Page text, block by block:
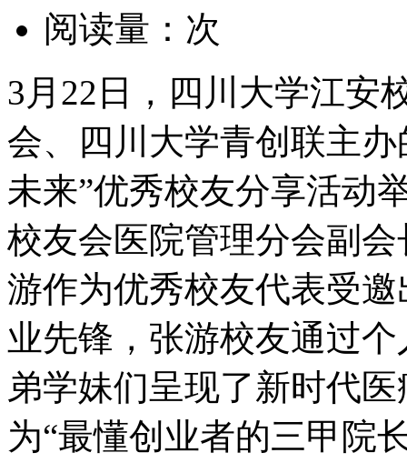
阅读量： 次
3月22日，四川大学江安
会、四川大学青创联主办
未来”优秀校友分享活动
校友会医院管理分会副
游作为优秀校友代表受
业先锋，张游校友通过
弟学妹们呈现了新时代
为“最懂创业者的三甲院